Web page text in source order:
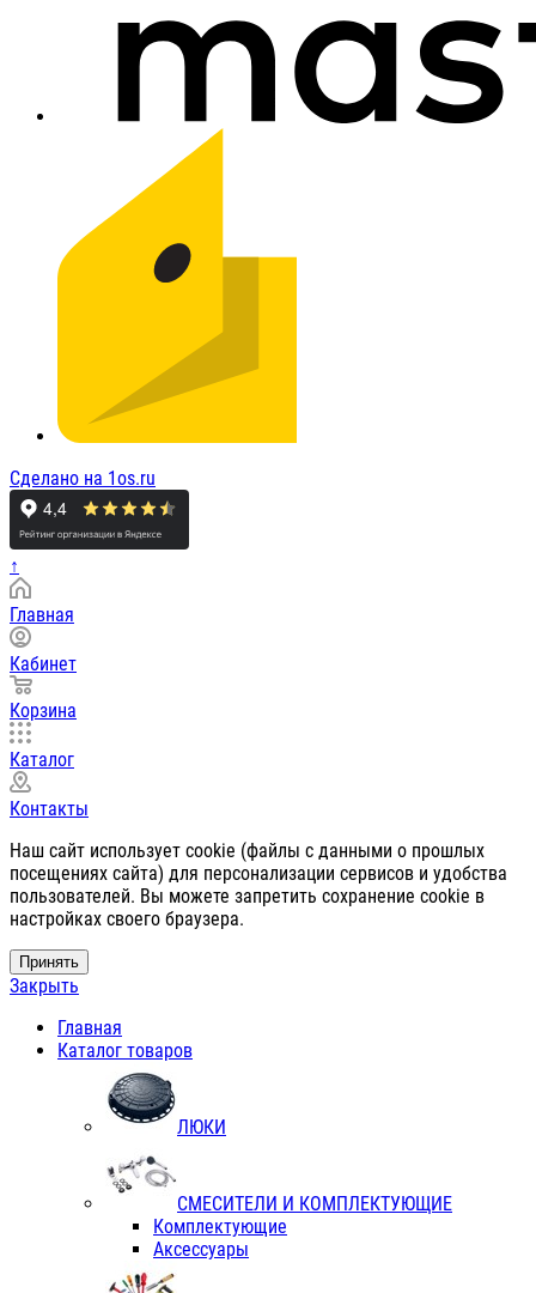
Сделано на 1os.ru
↑
Главная
Кабинет
Корзина
Каталог
Контакты
Наш сайт использует cookie (файлы с данными о прошлых
посещениях сайта) для персонализации сервисов и удобства
пользователей. Вы можете запретить сохранение cookie в
настройках своего браузера.
Принять
Закрыть
Главная
Каталог товаров
ЛЮКИ
СМЕСИТЕЛИ И КОМПЛЕКТУЮЩИЕ
Комплектующие
Аксессуары